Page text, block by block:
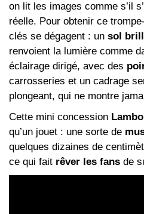
on lit les images comme s’il
réelle. Pour obtenir ce
clés se dégagent : un sol
renvoient la lumière comme
éclairage dirigé, avec des
carrosseries et un cadrage
plongeant, qui ne montre
Cette mini concession
qu’un jouet : une sorte de
quelques dizaines de
ce qui fait rêver les fans de